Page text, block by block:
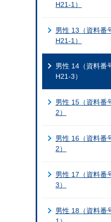
H21-1）
男性 13（資料番
H21-1）
男性 14（資料番
H21-3）
男性 15（資料番
2）
男性 16（資料番
2）
男性 17（資料番
3）
男性 18（資料番